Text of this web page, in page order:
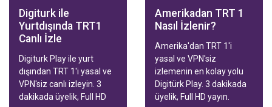
Digiturk ile
Yurtdışında TRT1
Canlı İzle
Digiturk Play ile yurt
dışından TRT 1'i yasal ve
VPN'siz canlı izleyin. 3
dakikada üyelik, Full HD
Amerikadan TRT 1
Nasıl İzlenir?
Amerika'dan TRT 1'i
yasal ve VPN'siz
izlemenin en kolay yolu
Digitürk Play. 3 dakikada
üyelik, Full HD yayın.